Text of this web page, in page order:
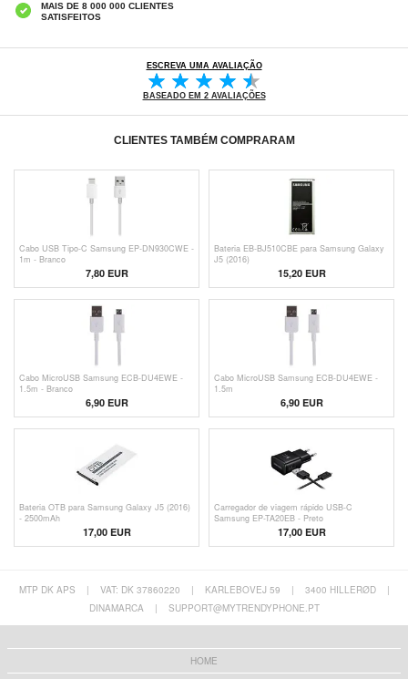
MAIS DE 8 000 000 CLIENTES
SATISFEITOS
ESCREVA UMA AVALIAÇÃO
BASEADO EM 2 AVALIAÇÕES
CLIENTES TAMBÉM COMPRARAM
Cabo USB Tipo-C Samsung EP-DN930CWE -
1m - Branco
7,80 EUR
Bateria EB-BJ510CBE para Samsung Galaxy
J5 (2016)
15,20 EUR
Cabo MicroUSB Samsung ECB-DU4EWE -
1.5m - Branco
6,90 EUR
Cabo MicroUSB Samsung ECB-DU4EWE -
1.5m
6,90 EUR
Bateria OTB para Samsung Galaxy J5 (2016)
- 2500mAh
17,00 EUR
Carregador de viagem rápido USB-C
Samsung EP-TA20EB - Preto
17,00 EUR
MTP DK APS | VAT: DK 37860220 | KARLEBOVEJ 59 | 3400 HILLERØD
|
DINAMARCA
| SUPPORT@MYTRENDYPHONE.PT
HOME